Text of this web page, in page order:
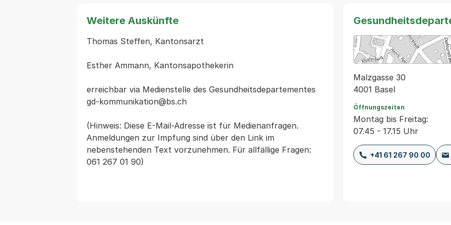
Weitere Auskünfte
Thomas Steffen, Kantonsarzt
Esther Ammann, Kantonsapothekerin
erreichbar via Medienstelle des Gesundheitsdepartementes
gd-kommunikation@bs.ch
(Hinweis: Diese E-Mail-Adresse ist für Medienanfragen.
Anmeldungen zur Impfung sind über den Link im
nebenstehenden Text vorzunehmen. Für allfällige Fragen:
061 267 01 90)
Malzgasse 30
4001 Basel
Öffnungszeiten
Montag bis Freitag:
07.45 - 17.15 Uhr
+41 61 267 90 00